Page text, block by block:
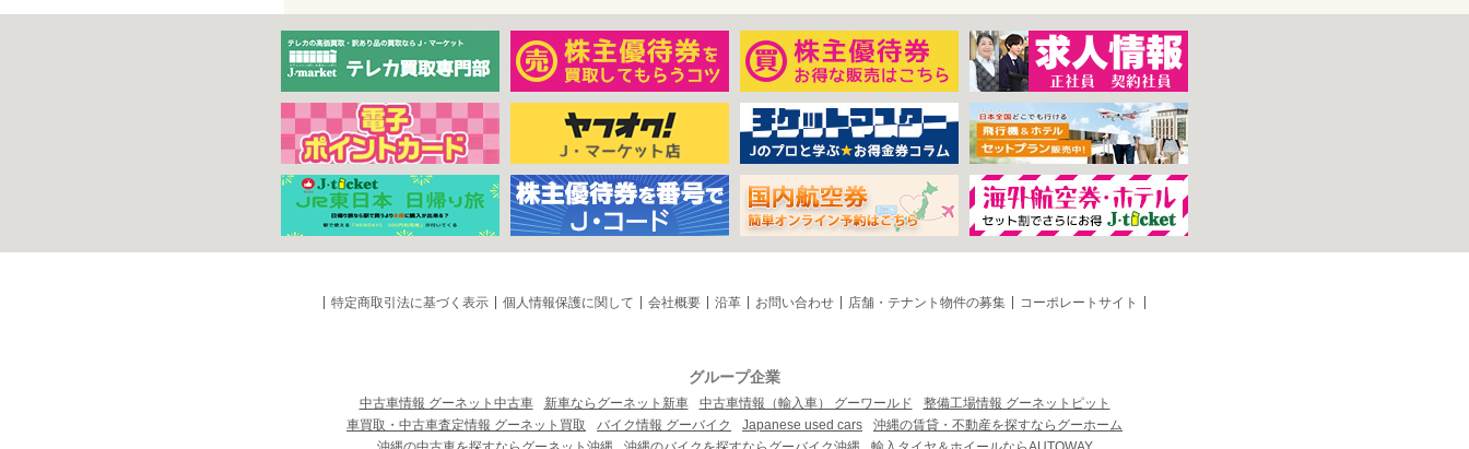
特定商取引法に基づく表示 個人情報保護に関して 会社概要 沿革 お問い合わせ 店舗・テナント物件の募集 コーポレートサイト
グループ企業
中古車情報 グーネット中古車 新車ならグーネット新車 中古車情報（輸入車） グーワールド
整備工場情報 グーネットピット
車買取・中古車査定情報 グーネット買取
バイク情報 グーバイク Japanese used cars
沖縄の賃貸・不動産を探すならグーホーム